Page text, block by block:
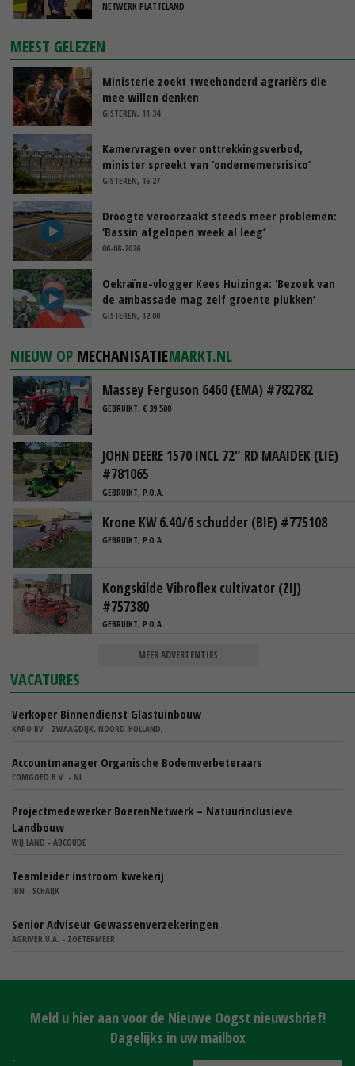
NETWERK PLATTELAND
MEEST GELEZEN
Ministerie zoekt tweehonderd agrariërs die
mee willen denken
GISTEREN, 11:34
Kamervragen over onttrekkingsverbod,
minister spreekt van ‘ondernemersrisico’
GISTEREN, 16:27
Droogte veroorzaakt steeds meer problemen:
‘Bassin afgelopen week al leeg’
06-08-2026
Oekraïne-vlogger Kees Huizinga: ‘Bezoek van
de ambassade mag zelf groente plukken’
GISTEREN, 12:00
NIEUW OP MECHANISATIEMARKT.NL
Massey Ferguson 6460 (EMA) #782782
GEBRUIKT, € 39.500
JOHN DEERE 1570 INCL 72" RD MAAIDEK (LIE)
#781065
GEBRUIKT, P.O.A.
Krone KW 6.40/6 schudder (BIE) #775108
GEBRUIKT, P.O.A.
Kongskilde Vibroflex cultivator (ZIJ)
#757380
GEBRUIKT, P.O.A.
MEER ADVERTENTIES
VACATURES
Verkoper Binnendienst Glastuinbouw
KARO BV - ZWAAGDIJK, NOORD-HOLLAND,
Accountmanager Organische Bodemverbeteraars
COMGOED B.V. - NL
Projectmedewerker BoerenNetwerk – Natuurinclusieve
Landbouw
WIJ.LAND - ABCOUDE
Teamleider instroom kwekerij
IBN - SCHAIJK
Senior Adviseur Gewassenverzekeringen
AGRIVER U.A. - ZOETERMEER
Meld u hier aan voor de Nieuwe Oogst nieuwsbrief!
Dagelijks in uw mailbox